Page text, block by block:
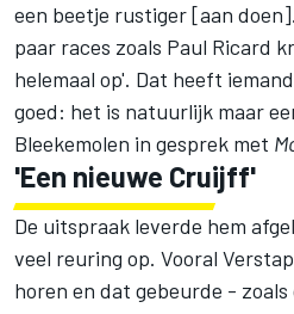
een beetje rustiger [aan
paar races zoals Paul Ricard
helemaal op'. Dat heeft
goed: het is natuurlijk maar
Bleekemolen in gesprek met
'Een nieuwe Cruijff'
De uitspraak leverde hem
veel reuring op. Vooral
horen en dat gebeurde -